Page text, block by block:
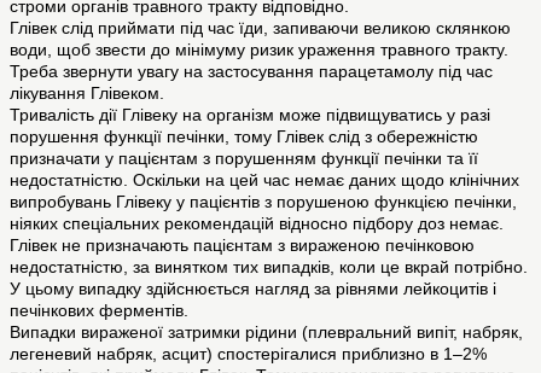
строми органів травного тракту відповідно.
Глівек слід приймати під час їди, запиваючи великою склянкою
води, щоб звести до мінімуму ризик ураження травного тракту.
Треба звернути увагу на застосування парацетамолу під час
лікування Глівеком.
Тривалість дії Глівеку на організм може підвищуватись у разі
порушення функції печінки, тому Глівек слід з обережністю
призначати у пацієнтам з порушенням функції печінки та її
недостатністю. Оскільки на цей час немає даних щодо клінічних
випробувань Глівеку у пацієнтів з порушеною функцією печінки,
ніяких спеціальних рекомендацій відносно підбору доз немає.
Глівек не призначають пацієнтам з вираженою печінковою
недостатністю, за винятком тих випадків, коли це вкрай потрібно.
У цьому випадку здійснюється нагляд за рівнями лейкоцитів і
печінкових ферментів.
Випадки вираженої затримки рідини (плевральний випіт, набряк,
легеневий набряк, асцит) спостерігалися приблизно в 1–2%